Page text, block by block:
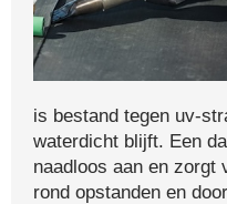
is bestand tegen uv-
waterdicht blijft. Een
naadloos aan en zorgt
rond opstanden en